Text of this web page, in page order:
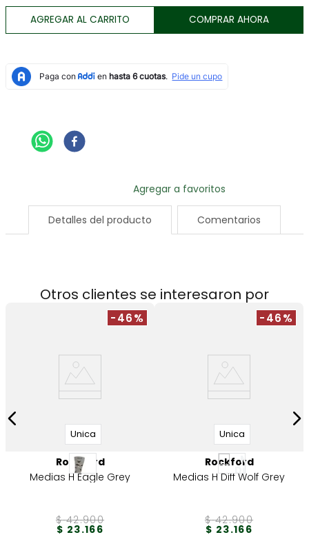
AGREGAR AL CARRITO COMPRAR AHORA
Detalles del producto Comentarios
Otros clientes se interesaron por
-46%
Unica
Rockford
Medias H Eagle Grey
$ 42.900
$ 23.166
-46%
Unica
Rockford
Medias H Diff Wolf Grey
$ 42.900
$ 23.166